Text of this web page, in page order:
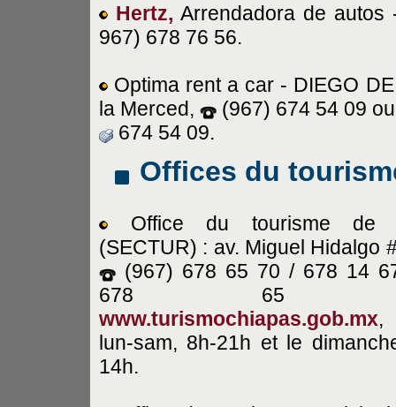
Hertz, Arrendadora de
967) 678 76 56.
Optima rent a car - DIEGO
la Merced,
(967) 674 54 09
674 54 09.
Offices du
Office du tourisme de
(SECTUR) : av. Miguel Hidalgo
(967) 678 65 70 / 678 14
678 65
www.turismochiapas.gob.mx,
lun-sam, 8h-21h et le
14h.